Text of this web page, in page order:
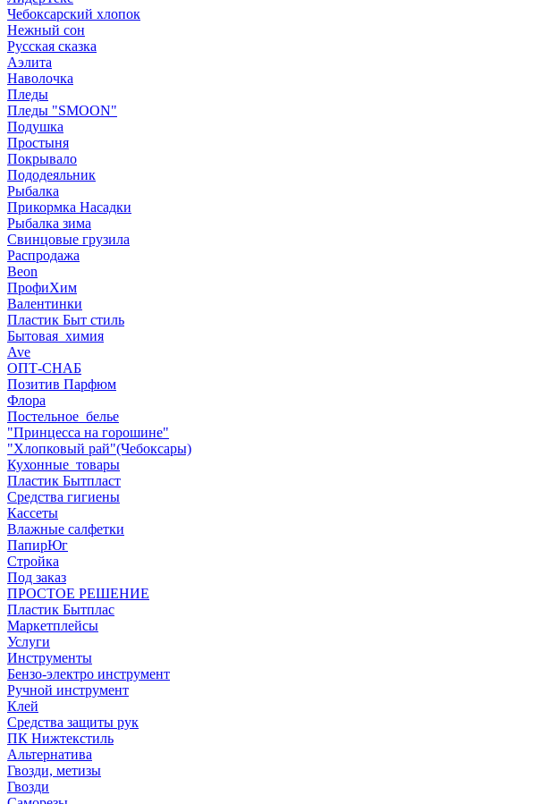
Чебоксарский хлопок
Нежный сон
Русская сказка
Аэлита
Наволочка
Пледы
Пледы "SMOON"
Подушка
Простыня
Покрывало
Пододеяльник
Рыбалка
Прикормка Насадки
Рыбалка зима
Свинцовые грузила
Распродажа
Beon
ПрофиХим
Валентинки
Пластик Быт стиль
Бытовая_химия
Ave
ОПТ-СНАБ
Позитив Парфюм
Флора
Постельное_белье
"Принцесса на горошине"
"Хлопковый рай"(Чебоксары)
Кухонные_товары
Пластик Бытпласт
Средства гигиены
Кассеты
Влажные салфетки
ПапирЮг
Стройка
Под заказ
ПРОСТОЕ РЕШЕНИЕ
Пластик Бытплас
Маркетплейсы
Услуги
Инструменты
Бензо-электро инструмент
Ручной инструмент
Клей
Средства защиты рук
ПК Нижтекстиль
Альтернатива
Гвозди, метизы
Гвозди